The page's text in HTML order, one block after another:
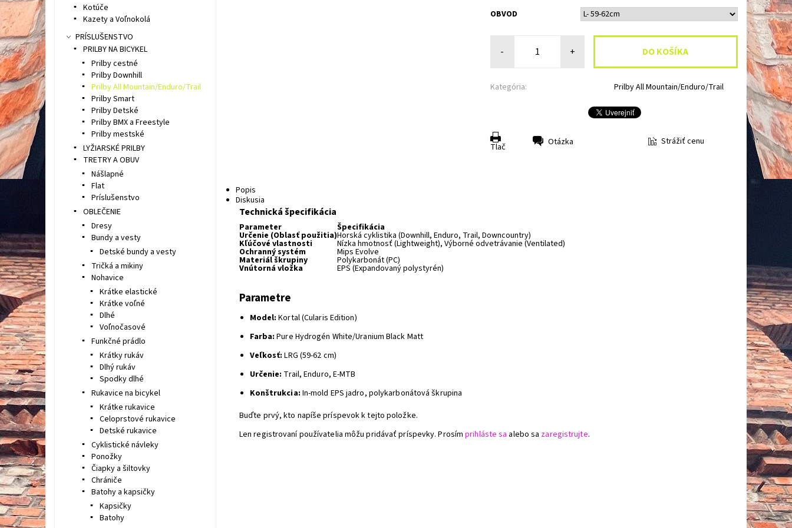
OBVOD
- +
Kategória: Prilby All Mountain/Enduro/Trail
Tlač Otázka Strážiť cenu
Popis
Diskusia
Technická špecifikácia
Parameter Špecifikácia
Určenie (Oblasť použitia)Horská cyklistika (Downhill, Enduro, Trail, Downcountry)
Kľúčové vlastnosti Nízka hmotnosť (Lightweight), Výborné odvetrávanie (Ventilated)
Ochranný systém Mips Evolve
Materiál škrupiny Polykarbonát (PC)
Vnútorná vložka EPS (Expandovaný polystyrén)
Parametre
Model: Kortal (Cularis Edition)
Farba: Pure Hydrogén White/Uranium Black Matt
Veľkosť: LRG (59-62 cm)
Určenie: Trail, Enduro, E-MTB
Konštrukcia: In-mold EPS jadro, polykarbonátová škrupina
Buďte prvý, kto napíše príspevok k tejto položke.
Len registrovaní používatelia môžu pridávať príspevky. Prosímprihláste sa alebo sa zaregistrujte.
Kotúče
Kazety a Voľnokolá
PRÍSLUŠENSTVO
PRILBY NA BICYKEL
Prilby cestné
Prilby Downhill
Prilby All Mountain/Enduro/Trail
Prilby Smart
Prilby Detské
Prilby BMX a Freestyle
Prilby mestské
LYŽIARSKÉ PRILBY
TRETRY A OBUV
Nášlapné
Flat
Príslušenstvo
OBLEČENIE
Dresy
Bundy a vesty
Detské bundy a vesty
Tričká a mikiny
Nohavice
Krátke elastické
Krátke voľné
Dlhé
Voľnočasové
Funkčné prádlo
Krátky rukáv
Dlhý rukáv
Spodky dlhé
Rukavice na bicykel
Krátke rukavice
Celoprstové rukavice
Detské rukavice
Cyklistické návleky
Ponožky
Čiapky a šiltovky
Chrániče
Batohy a kapsičky
Kapsičky
Batohy